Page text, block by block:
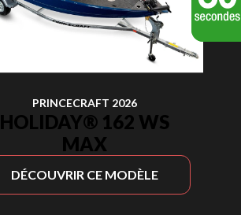
PRINCECRAFT 2026
HOLIDAY® 162 WS
MAX
DÉCOUVRIR CE MODÈLE